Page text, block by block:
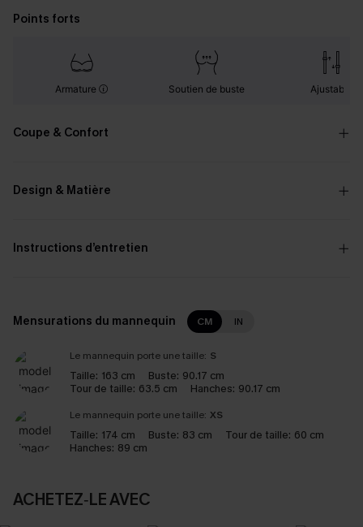
Points forts
Armature Soutien de buste Ajustable
Coupe & Confort
Design & Matière
Instructions d’entretien
Mensurations du mannequin CM IN
Le mannequin porte une taille: S
Taille: 163 cm Buste: 90.17 cm
Tour de taille: 63.5 cm Hanches: 90.17 cm
Le mannequin porte une taille: XS
Taille: 174 cm Buste: 83 cm Tour de taille: 60 cm
Hanches: 89 cm
ACHETEZ‑LE AVEC